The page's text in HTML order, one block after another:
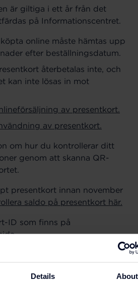
Details About
är giltiga i ett år från det
på Informationscentret.
online måste hämtas upp
efter beställningsdatum.
återbetalas inte, och
kan inte lösas in mot
av presentkort.
av presentkort.
om hur du kontrollerar ditt
genom att skanna QR-
presentkort innan november
saldo på presentkort här.
ID som finns på